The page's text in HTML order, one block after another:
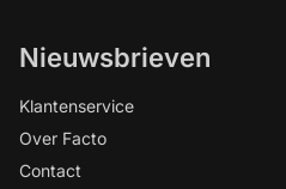
Nieuwsbrieven
Klantenservice
Over Facto
Contact